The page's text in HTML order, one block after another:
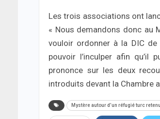
Les trois associations ont
« Nous demandons donc au
vouloir ordonner à la DIC
pouvoir l’inculper afin
prononce sur les deux
introduits devant la Chambre
Mystère autour d’un réfugié turc